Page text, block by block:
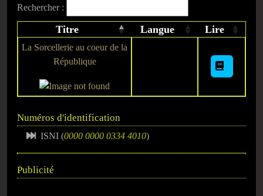
Rechercher :
Titre Langue Lire
La Sorcellerie au coeur de la
République
Numéros d'identification
ISNI (0000 0000 0334 4010)
Publicité